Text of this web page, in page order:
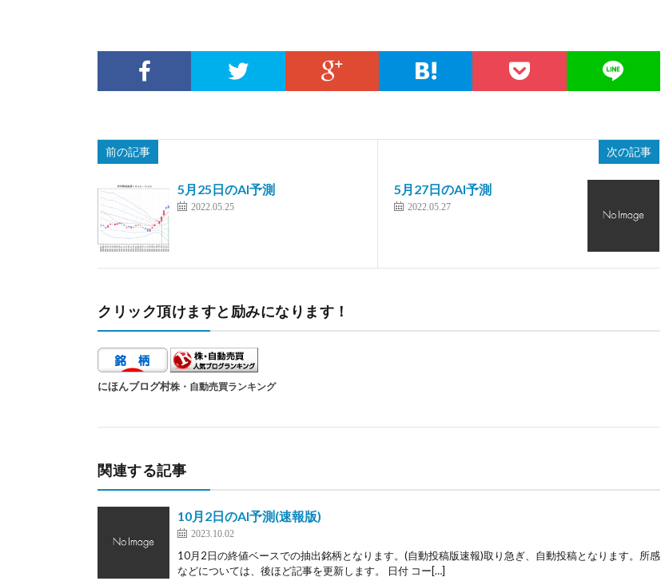
前の記事
5月25日のAI予測
2022.05.25
次の記事
5月27日のAI予測
2022.05.27
クリック頂けますと励みになります！
にほんブログ村株・自動売買ランキング
関連する記事
10月2日のAI予測(速報版)
2023.10.02
10月2日の終値ベースでの抽出銘柄となります。(自動投稿版速報)取り急ぎ、自動投稿となります。所感
などについては、後ほど記事を更新します。 日付 コー[…]